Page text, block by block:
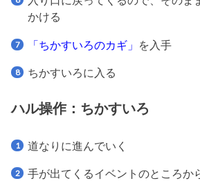
かける
「ちかすいろのカギ」 を入手
ちかすいろに入る
ハル操作：ちかすいろ
道なりに進んでいく
手が出てくるイベントのところか